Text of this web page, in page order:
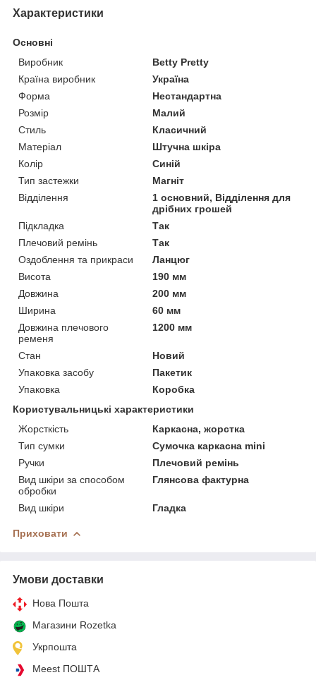
Характеристики
Основні
Виробник
Betty Pretty
Країна виробник
Україна
Форма
Нестандартна
Розмір
Малий
Стиль
Класичний
Матеріал
Штучна шкіра
Колір
Синій
Тип застежки
Магніт
Відділення
1 основний, Відділення для
дрібних грошей
Підкладка
Так
Плечовий ремінь
Так
Оздоблення та прикраси
Ланцюг
Висота
190 мм
Довжина
200 мм
Ширина
60 мм
Довжина плечового
ременя
1200 мм
Стан
Новий
Упаковка засобу
Пакетик
Упаковка
Коробка
Користувальницькі характеристики
Жорсткість
Каркасна, жорстка
Тип сумки
Сумочка каркасна mini
Ручки
Плечовий ремінь
Вид шкіри за способом
обробки
Глянсова фактурна
Вид шкіри Гладка
Приховати
Умови доставки
Нова Пошта
Магазини Rozetka
Укрпошта
Meest ПОШТА